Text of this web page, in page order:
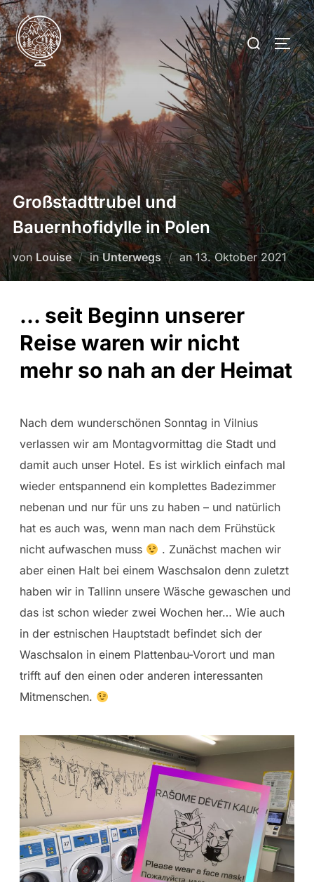
Großstadttrubel und
Bauernhofidylle in Polen
von Louise inUnterwegs an13. Oktober 2021
... seit Beginn unserer
Reise waren wir nicht
mehr so nah an der Heimat
Nach dem wunderschönen Sonntag in Vilnius
verlassen wir am Montagvormittag die Stadt und
damit auch unser Hotel. Es ist wirklich einfach mal
wieder entspannend ein komplettes Badezimmer
nebenan und nur für uns zu haben – und natürlich
hat es auch was, wenn man nach dem Frühstück
nicht aufwaschen muss
. Zunächst machen wir
aber einen Halt bei einem Waschsalon denn zuletzt
haben wir in Tallinn unsere Wäsche gewaschen und
das ist schon wieder zwei Wochen her… Wie auch
in der estnischen Hauptstadt befindet sich der
Waschsalon in einem Plattenbau-Vorort und man
trifft auf den einen oder anderen interessanten
Mitmenschen.